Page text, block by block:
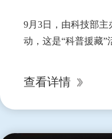
9月3日，由科技部主
动，这是“科普援藏”
查看详情